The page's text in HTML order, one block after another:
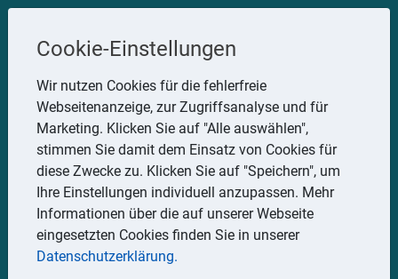
Steuerberater
Uwe Glauner
Erlachstraße 28, 75217 Birkenfeld
Telefon: 07082 7935533
Mobil: 0151 15330111
E-Mail:stbglauner@t-online.de
Impressum Datenschutz
Cookie-Einstellungen
Wir nutzen Cookies für die fehlerfreie
Webseitenanzeige, zur Zugriffsanalyse und für
Marketing. Klicken Sie auf "Alle auswählen",
stimmen Sie damit dem Einsatz von Cookies für
diese Zwecke zu. Klicken Sie auf "Speichern", um
Ihre Einstellungen individuell anzupassen. Mehr
Informationen über die auf unserer Webseite
eingesetzten Cookies finden Sie in unserer
Datenschutzerklärung.